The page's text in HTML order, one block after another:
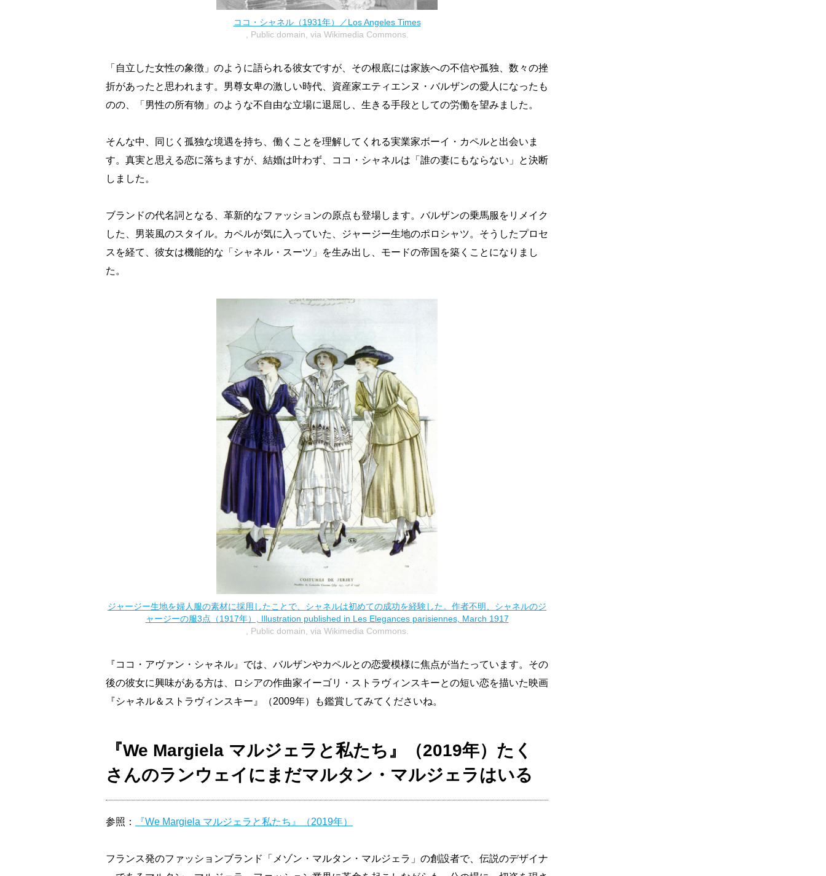
ココ・シャネル（1931年）／Los Angeles Times
, Public domain, via Wikimedia Commons.
「自立した女性の象徴」のように語られる彼女ですが、その根底には家族への不信や孤独、数々の挫
折があったと思われます。男尊女卑の激しい時代、資産家エティエンヌ・バルザンの愛人になったも
のの、「男性の所有物」のような不自由な立場に退屈し、生きる手段としての労働を望みました。
そんな中、同じく孤独な境遇を持ち、働くことを理解してくれる実業家ボーイ・カペルと出会いま
す。真実と思える恋に落ちますが、結婚は叶わず、ココ・シャネルは「誰の妻にもならない」と決断
しました。
ブランドの代名詞となる、革新的なファッションの原点も登場します。バルザンの乗馬服をリメイク
した、男装風のスタイル。カペルが気に入っていた、ジャージー生地のポロシャツ。そうしたプロセ
スを経て、彼女は機能的な「シャネル・スーツ」を生み出し、モードの帝国を築くことになりまし
た。
ジャージー生地を婦人服の素材に採用したことで、シャネルは初めての成功を経験した。作者不明、シャネルのジ
ャージーの服3点（1917年）, Illustration published in Les Elegances parisiennes, March 1917
, Public domain, via Wikimedia Commons.
『ココ・アヴァン・シャネル』では、バルザンやカペルとの恋愛模様に焦点が当たっています。その
後の彼女に興味がある方は、ロシアの作曲家イーゴリ・ストラヴィンスキーとの短い恋を描いた映画
『シャネル＆ストラヴィンスキー』（2009年）も鑑賞してみてくださいね。
『We Margiela マルジェラと私たち』（2019年）たく
さんのランウェイにまだマルタン・マルジェラはいる
参照： 『We Margiela マルジェラと私たち』（2019年）
フランス発のファッションブランド「メゾン・マルタン・マルジェラ」の創設者で、伝説のデザイナ